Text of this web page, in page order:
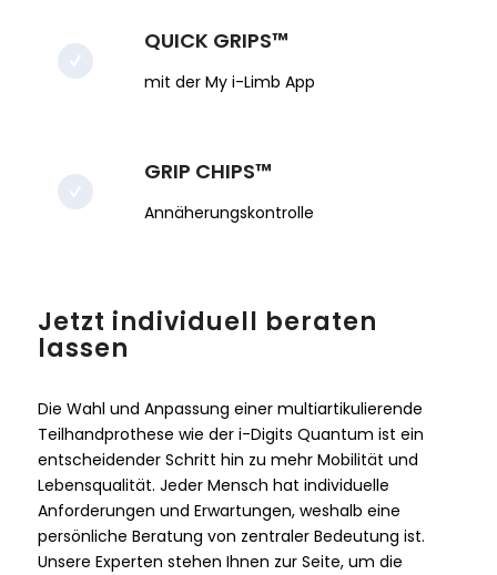
QUICK GRIPS™
mit der My i-Limb App
GRIP CHIPS™
Annäherungskontrolle
Jetzt individuell beraten
lassen
Die Wahl und Anpassung einer multiartikulierende
Teilhandprothese wie der i-Digits Quantum ist ein
entscheidender Schritt hin zu mehr Mobilität und
Lebensqualität. Jeder Mensch hat individuelle
Anforderungen und Erwartungen, weshalb eine
persönliche Beratung von zentraler Bedeutung ist.
Unsere Experten stehen Ihnen zur Seite, um die